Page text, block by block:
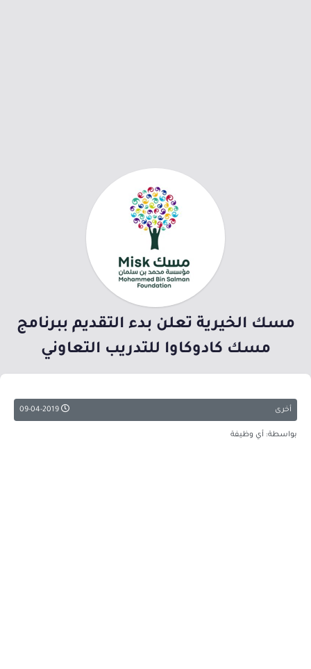
مسك الخيرية تعلن بدء التقديم ببرنامج
مسك كادوكاوا للتدريب التعاوني
أخرى
بواسطة: أي وظيفة